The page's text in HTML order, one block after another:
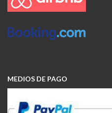
MEDIOS DE PAGO